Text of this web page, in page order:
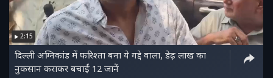
2:15
दिल्ली अग्निकांड में फरिश्ता बना ये गद्दे वाला, डेढ़ लाख का
नुकसान कराकर बचाईं 12 जानें